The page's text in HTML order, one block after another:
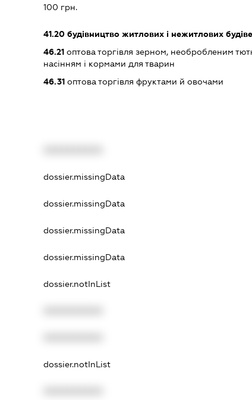
100 грн.
41.20будівництво житлових і нежитлових
46.21оптова торгівля зерном, необробленим
насінням і кормами для тварин
46.31оптова торгівля фруктами й овочами
dossier.missingData
dossier.missingData
dossier.missingData
dossier.missingData
dossier.notInList
dossier.notInList